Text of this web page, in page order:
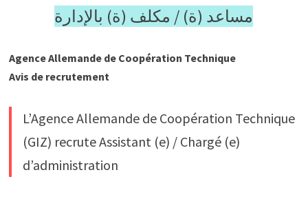
مساعد (ة) / مكلف (ة) بالإدارة
Agence Allemande de Coopération Technique
Avis de recrutement
L’Agence Allemande de Coopération Technique
(GIZ) recrute Assistant (e) / Chargé (e)
d’administration